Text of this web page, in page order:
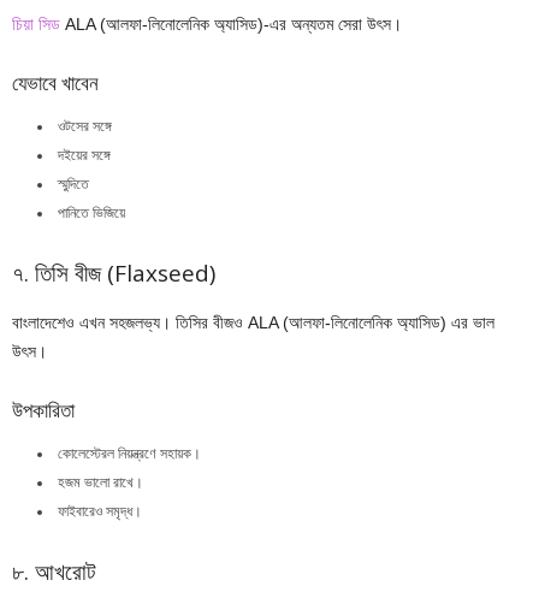
চিয়া সিড ALA (আলফা-লিনোলেনিক অ্যাসিড)-এর অন্যতম সেরা উৎস।
যেভাবে খাবেন
ওটসের সঙ্গে
দইয়ের সঙ্গে
স্মুদিতে
পানিতে ভিজিয়ে
৭. তিসি বীজ (Flaxseed)
বাংলাদেশেও এখন সহজলভ্য। তিসির বীজও ALA (আলফা-লিনোলেনিক অ্যাসিড) এর ভাল
উৎস।
উপকারিতা
কোলেস্টেরল নিয়ন্ত্রণে সহায়ক।
হজম ভালো রাখে।
ফাইবারেও সমৃদ্ধ।
৮. আখরোট